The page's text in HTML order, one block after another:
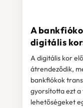
A
digitális
A digitális kor
átrendeződik,
bankfiókok
gyorsította ezt
lehetőségeket